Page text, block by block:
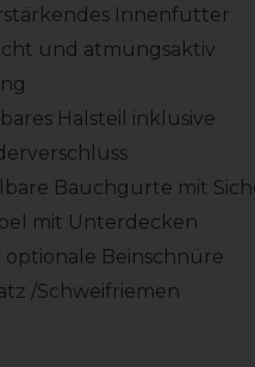
Innenfutter
und atmungsaktiv
Halsteil inklusive
Bauchgurte mit
mit Unterdecken
optionale Beinschnüre
/Schweifriemen